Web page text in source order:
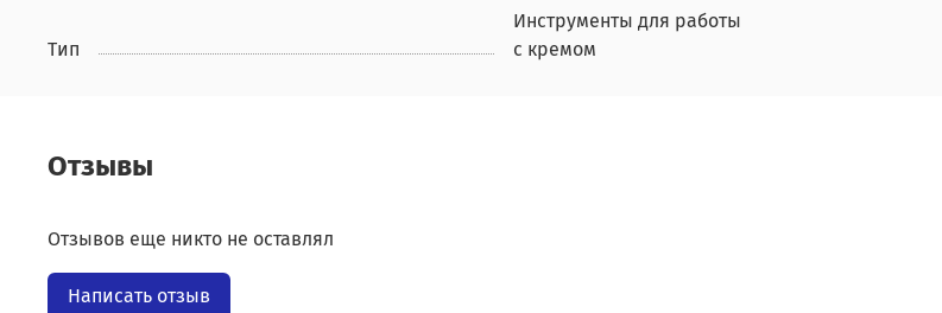
Тип
Инструменты для работы
с кремом
Отзывы
Отзывов еще никто не оставлял
Написать отзыв